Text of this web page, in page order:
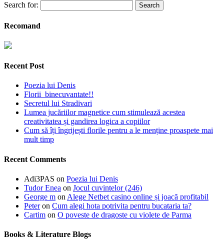
Search for:
Recomand
Recent Post
Poezia lui Denis
Florii binecuvantate!!
Secretul lui Stradivari
Lumea jucăriilor magnetice cum stimulează acestea
creativitatea și gandirea logica a copiilor
Cum să îți îngrijești florile pentru a le menține proaspete mai
mult timp
Recent Comments
Adi3PAS on Poezia lui Denis
Tudor Enea on Jocul cuvintelor (246)
George m on Alege Netbet casino online și joacă profitabil
Peteron Cum alegi hota potrivita pentru bucataria ta?
Cartim on O poveste de dragoste cu violete de Parma
Books & Literature Blogs